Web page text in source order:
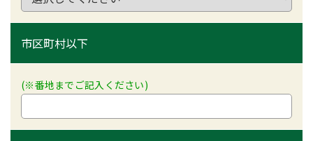
市区町村以下
(※番地までご記入ください)